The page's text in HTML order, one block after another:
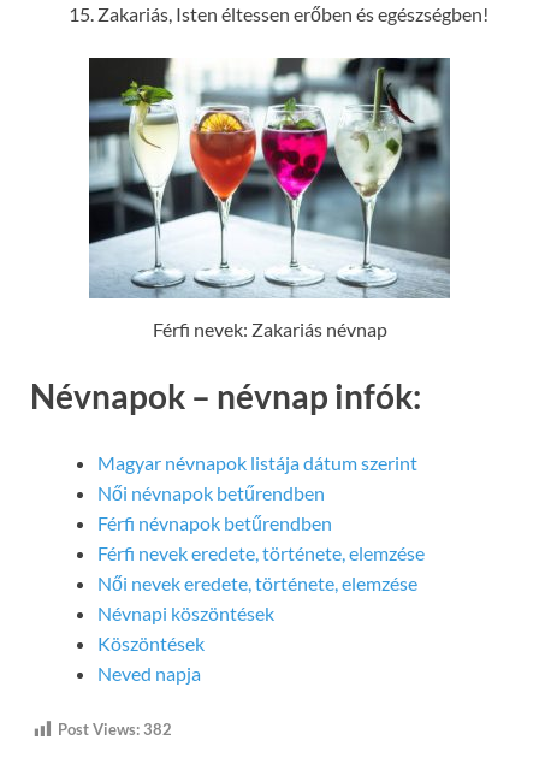
Zakariás, Isten éltessen erőben és egészségben!
Férfi nevek: Zakariás névnap
Névnapok – névnap infók:
Magyar névnapok listája dátum szerint
Női névnapok betűrendben
Férfi névnapok betűrendben
Férfi nevek eredete, története, elemzése
Női nevek eredete, története, elemzése
Névnapi köszöntések
Köszöntések
Neved napja
Post Views:382